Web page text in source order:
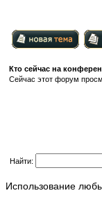
Кто сейчас на
Сейчас этот форум
Найти:
Использование